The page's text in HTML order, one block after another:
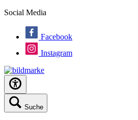
Social Media
Facebook
Instagram
Suche